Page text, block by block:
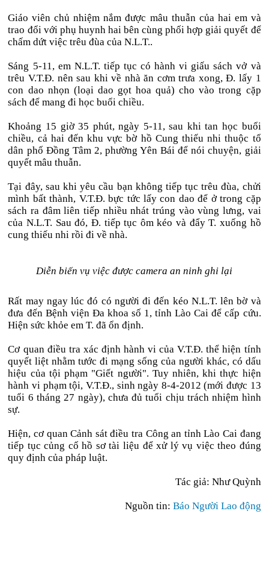
Giáo viên chủ nhiệm nắm được mâu thuẫn của hai em và
trao đổi với phụ huynh hai bên cùng phối hợp giải quyết để
chấm dứt việc trêu đùa của N.L.T..
Sáng 5-11, em N.L.T. tiếp tục có hành vi giấu sách vở và
trêu V.T.Đ. nên sau khi về nhà ăn cơm trưa xong, Đ. lấy 1
con dao nhọn (loại dao gọt hoa quả) cho vào trong cặp
sách để mang đi học buổi chiều.
Khoảng 15 giờ 35 phút, ngày 5-11, sau khi tan học buổi
chiều, cả hai đến khu vực bờ hồ Cung thiếu nhi thuộc tổ
dân phố Đồng Tâm 2, phường Yên Bái để nói chuyện, giải
quyết mâu thuẫn.
Tại đây, sau khi yêu cầu bạn không tiếp tục trêu đùa, chửi
mình bất thành, V.T.Đ. bực tức lấy con dao để ở trong cặp
sách ra đâm liên tiếp nhiều nhát trúng vào vùng lưng, vai
của N.L.T. Sau đó, Đ. tiếp tục ôm kéo và đẩy T. xuống hồ
cung thiếu nhi rồi đi về nhà.
Diễn biến vụ việc được camera an ninh ghi lại
Rất may ngay lúc đó có người đi đến kéo N.L.T. lên bờ và
đưa đến Bệnh viện Đa khoa số 1, tỉnh Lào Cai để cấp cứu.
Hiện sức khỏe em T. đã ổn định.
Cơ quan điều tra xác định hành vi của V.T.Đ. thể hiện tính
quyết liệt nhằm tước đi mạng sống của người khác, có dấu
hiệu của tội phạm "Giết người". Tuy nhiên, khi thực hiện
hành vi phạm tội, V.T.Đ., sinh ngày 8-4-2012 (mới được 13
tuổi 6 tháng 27 ngày), chưa đủ tuổi chịu trách nhiệm hình
sự.
Hiện, cơ quan Cảnh sát điều tra Công an tỉnh Lào Cai đang
tiếp tục củng cố hồ sơ tài liệu để xử lý vụ việc theo đúng
quy định của pháp luật.
Tác giả: Như Quỳnh
Nguồn tin: Báo Người Lao động